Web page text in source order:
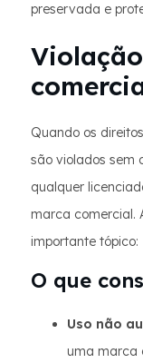
preservada e
Quando os
são violados sem
qualquer
marca comercial.
importante tópico:
O que
Uso não
uma marca